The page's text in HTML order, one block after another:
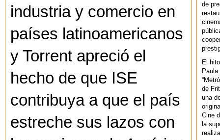
industria y comercio en
países latinoamericanos
y Torrent apreció el
hecho de que ISE
contribuya a que el país
estreche sus lazos con
de
El
de
una
Cine
la